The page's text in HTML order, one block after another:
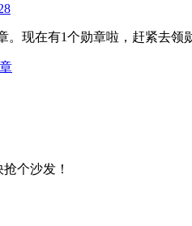
。现在有1个勋章啦，赶紧去领
个沙发！